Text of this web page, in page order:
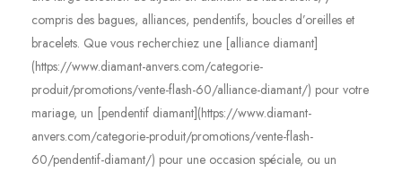
compris des bagues, alliances, pendentifs, boucles d’oreilles et
bracelets. Que vous recherchiez une [alliance diamant]
(https://www.diamant-anvers.com/categorie-
produit/promotions/vente-flash-60/alliance-diamant/) pour votre
mariage, un [pendentif diamant](https://www.diamant-
anvers.com/categorie-produit/promotions/vente-flash-
60/pendentif-diamant/) pour une occasion spéciale, ou un